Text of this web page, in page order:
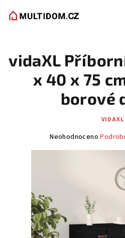
vidaXL
x 40 x 75
borové
VIDAXL
Průměrné
5
hvězdiček.
Neohodnoceno